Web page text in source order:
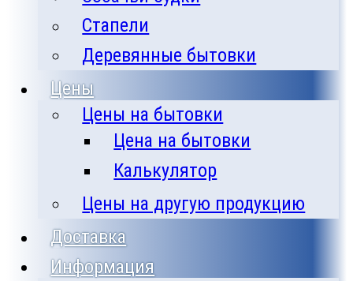
Стапели
Деревянные бытовки
Цены
Цены на бытовки
Цена на бытовки
Калькулятор
Цены на другую продукцию
Доставка
Информация